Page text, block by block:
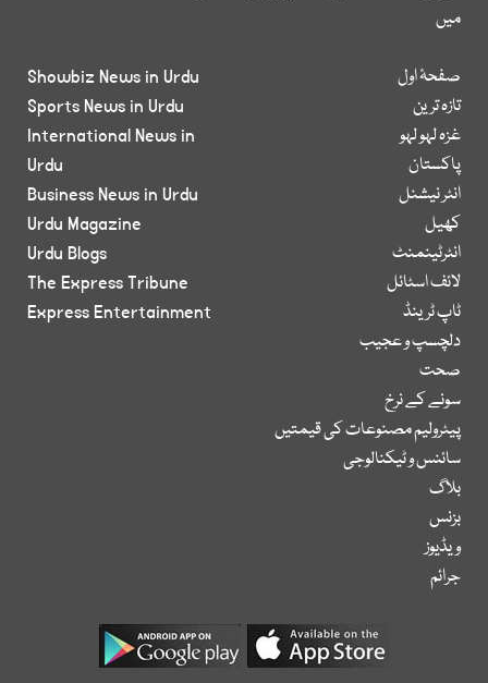
میں
صفحۂ اول
تازہ ترین
غزہ لہو لہو
پاکستان
انٹر نیشنل
کھیل
انٹرٹینمنٹ
لائف اسٹائل
ٹاپ ٹرینڈ
دلچسپ و عجیب
صحت
سونے کے نرخ
پیٹرولیم مصنوعات کی قیمتیں
سائنس و ٹیکنالوجی
بلاگ
بزنس
ویڈیوز
جرائم
Showbiz News in Urdu
Sports News in Urdu
International News in
Urdu
Business News in Urdu
Urdu Magazine
Urdu Blogs
The Express Tribune
Express Entertainment